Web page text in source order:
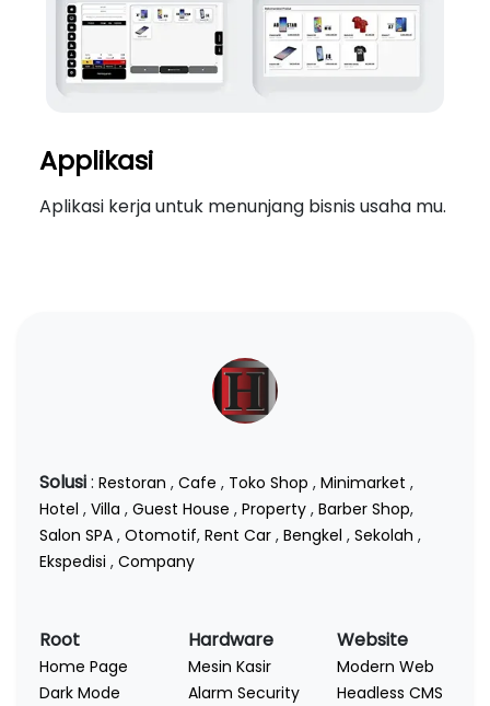
Applikasi
Aplikasi kerja untuk menunjang bisnis usaha mu.
Solusi: Restoran , Cafe , Toko Shop , Minimarket ,
Hotel , Villa , Guest House , Property , Barber Shop,
Salon SPA , Otomotif, Rent Car , Bengkel , Sekolah ,
Ekspedisi , Company
Root
Home Page
Dark Mode
Hardware
Mesin Kasir
Alarm Security
Website
Modern Web
Headless CMS